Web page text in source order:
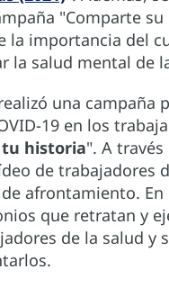
"Comparte
la importancia del
la salud mental de
una
19 en los
historia". A
de trabajadores
afrontamiento.
que retratan y
de la salud y